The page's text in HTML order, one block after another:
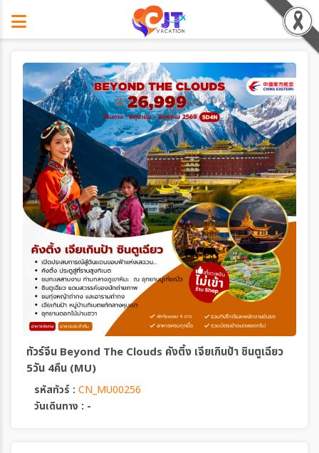
ทัวร์จีน Beyond The Clouds คังติ้ง เจียเกินป้า ซินตูเฉียว
5วัน 4คืน (MU)
รหัสทัวร์ : CN_MU00256
วันเดินทาง : -